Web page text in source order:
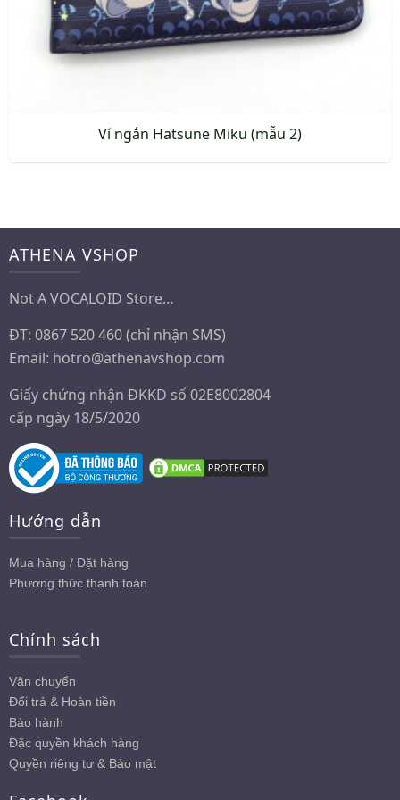
Ví ngắn Hatsune Miku (mẫu 2)
ATHENA VSHOP
Not A VOCALOID Store…
ĐT: 0867 520 460 (chỉ nhận SMS)
Email: hotro@athenavshop.com
Giấy chứng nhận ĐKKD số 02E8002804
cấp ngày 18/5/2020
Hướng dẫn
Mua hàng / Đặt hàng
Phương thức thanh toán
Chính sách
Vận chuyển
Đổi trả & Hoàn tiền
Bảo hành
Đặc quyền khách hàng
Quyền riêng tư & Bảo mật